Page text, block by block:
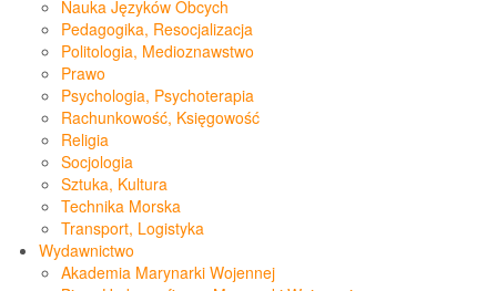
Nauka Języków Obcych
Pedagogika, Resocjalizacja
Politologia, Medioznawstwo
Prawo
Psychologia, Psychoterapia
Rachunkowość, Księgowość
Religia
Socjologia
Sztuka, Kultura
Technika Morska
Transport, Logistyka
Wydawnictwo
Akademia Marynarki Wojennej